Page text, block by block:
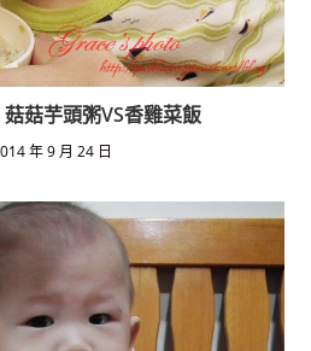
菇菇芋頭粥VS香雞菜飯
年 9 月 24 日